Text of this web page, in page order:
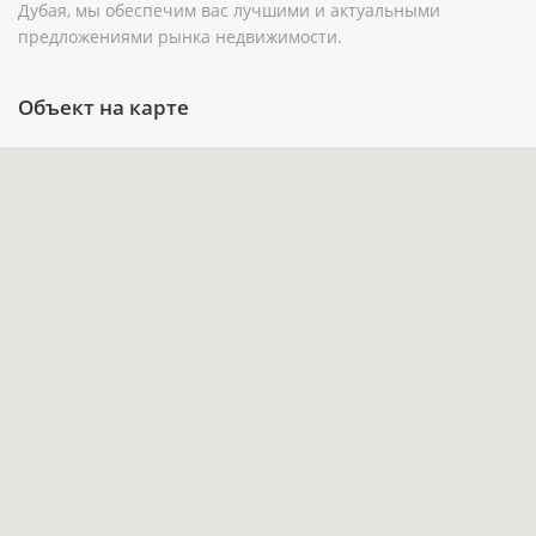
пространство: ими можно пользоваться для
отдыха на открытом воздухе, семейных
Наличие собственного бассейна и парковки
отвечает формату автономной загородной
Дубая, мы обеспечим вас лучшими и актуальными
предложениями рынка недвижимости.
Объект на карте